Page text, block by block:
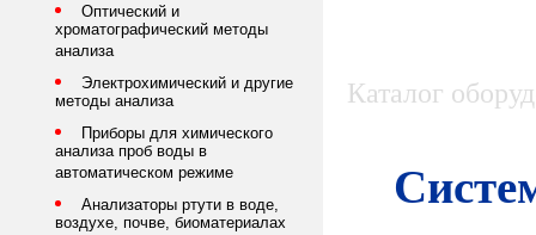
Оптический и
хроматографический методы
анализа
Электрохимический и другие
методы анализа
Приборы для химического
анализа проб воды в
автоматическом режиме
Анализаторы ртути в воде,
воздухе, почве, биоматериалах
Каталог